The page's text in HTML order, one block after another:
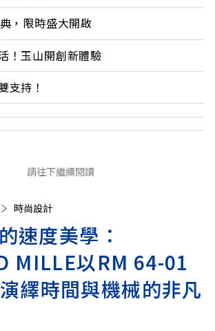
，限時盛大開啟
！玉山開創新體驗
支持！
請往下繼續閱讀
時尚設計
速度美學：
MILLE以RM 64-01
繹時間與機械的非凡